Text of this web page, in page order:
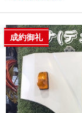
成約御礼